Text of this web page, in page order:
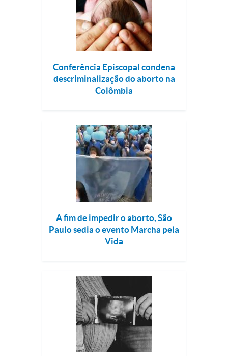
Conferência Episcopal condena
descriminalização do aborto na
Colômbia
A fim de impedir o aborto, São
Paulo sedia o evento Marcha pela
Vida